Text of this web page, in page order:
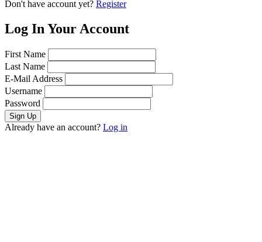
Don't have account yet? Register
Log In Your Account
First Name
Last Name
E-Mail Address
Username
Password
Already have an account? Log in